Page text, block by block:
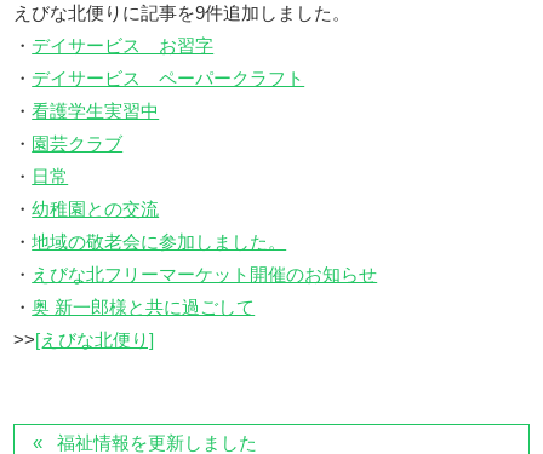
えびな北便りに記事を9件追加しました。
・ デイサービス お習字
・ デイサービス ペーパークラフト
・看護学生実習中
・ 園芸クラブ
・ 日常
・幼稚園との交流
・地域の敬老会に参加しました。
・ えびな北フリーマーケット開催のお知らせ
・奥 新一郎様と共に過ごして
>>[えびな北便り]
福祉情報を更新しました